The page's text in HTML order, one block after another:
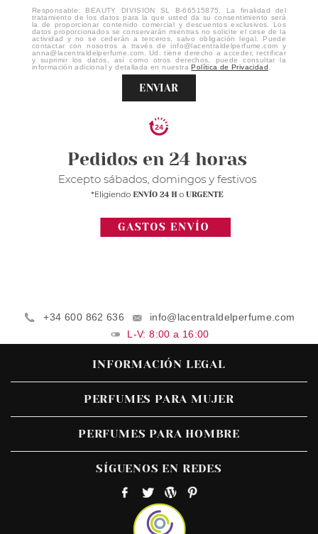
Responsable: BEAUTY DIVISION SL B-66515875. La finalidad del
tratamiento de los datos para la que usted da su consentimiento será
la de proporcionar contenido comercial y descuentos exclusivos. Los
datos proporcionados se conservarán mientras no solicite el cese de la
actividad y no se cederán a terceros, salvo obligación legal. Puede
contactar con nosotros a través de info@lacentraldelperfume.com y
anna@lacentraldelperfume.com. Ud. tiene derecho a acceder, rectificar
y suprimir los datos, así como otros derechos, puede consultar la
información adicional y detallada en nuestraPolítica de Privacidad
ENVIAR
+34 600 862 636
info@lacentraldelperfume.com
L-V: 8:00 a 16:00
INFORMACIÓN LEGAL
PERFUMES PARA MUJER
PERFUMES PARA HOMBRE
SÍGUENOS EN REDES